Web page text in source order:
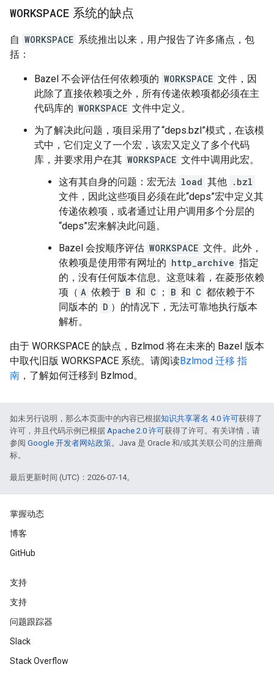
WORKSPACE 系统的缺点
自 WORKSPACE 系统推出以来，用户报告了许多痛点，包
括：
Bazel 不会评估任何依赖项的 WORKSPACE 文件，因
此除了直接依赖项之外，所有传递依赖项都必须在主
代码库的 WORKSPACE 文件中定义。
为了解决此问题，项目采用了“deps.bzl”模式，在该模
式中，它们定义了一个宏，该宏又定义了多个代码
库，并要求用户在其 WORKSPACE 文件中调用此宏。
这有其自身的问题：宏无法 load 其他 .bzl
文件，因此这些项目必须在此“deps”宏中定义其
传递依赖项，或者通过让用户调用多个分层的
“deps”宏来解决此问题。
Bazel 会按顺序评估 WORKSPACE 文件。此外，
依赖项是使用带有网址的 http_archive 指定
的，没有任何版本信息。这意味着，在菱形依赖
项（ A 依赖于 B 和 C ； B 和 C 都依赖于不
同版本的 D ）的情况下，无法可靠地执行版本
解析。
由于 WORKSPACE 的缺点，Bzlmod 将在未来的 Bazel 版本
中取代旧版 WORKSPACE 系统。请阅读Bzlmod 迁移 指
南 ，了解如何迁移到 Bzlmod。
如未另行说明，那么本页面中的内容已根据知识共享署名 4.0 许可获得了
许可，并且代码示例已根据 Apache 2.0 许可获得了许可。有关详情，请
参阅 Google 开发者网站政策。Java 是 Oracle 和/或其关联公司的注册商
标。
最后更新时间 (UTC)：2026-07-14。
掌握动态
博客
GitHub
支持
支持
问题跟踪器
Slack
Stack Overflow